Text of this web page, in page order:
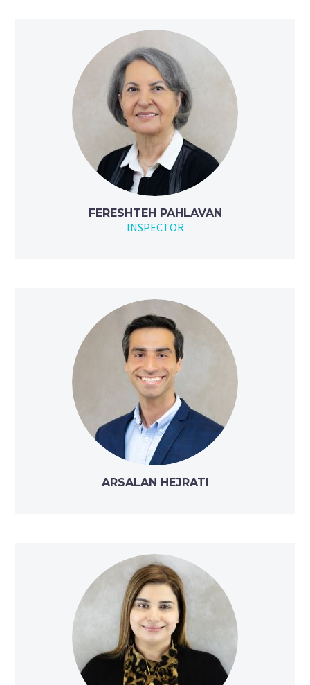
FERESHTEH PAHLAVAN
INSPECTOR
ARSALAN HEJRATI